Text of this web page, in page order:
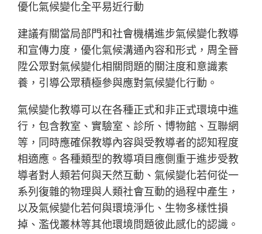
優化氣候變化全平易近行動
建議有關當局部門和社會機構進步氣候變化教導
和宣傳力度，優化氣候溝通內容和形式，周全晉
陞公眾對氣候變化相關問題的關注度和意識素
養，引導公眾積極參與應對氣候變化行動。
氣候變化教導可以在各種正式和非正式環境中進
行，包含教室、實驗室、診所、博物館、互聯網
等，同時應確保教導內容與受教導者的認知程度
相適應。各種類型的教導項目應側重于進步受教
導者對人類若何與天然互動、氣候變化若何從一
系列復雜的物理與人類社會互動的過程中產生，
以及氣候變化若何與環境淨化、生物多樣性損
掉、濫伐叢林等其他環境問題彼此感化的認識。